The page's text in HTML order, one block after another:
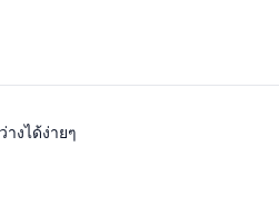
งได้ง่ายๆ